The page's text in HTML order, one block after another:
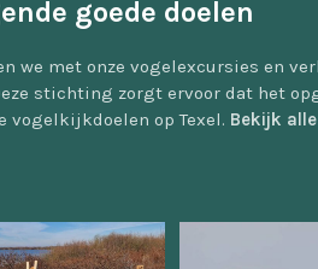
goede doelen
we met onze vogelexcursies en
stichting zorgt ervoor dat het
vogelkijkdoelen op Texel. Bekijk